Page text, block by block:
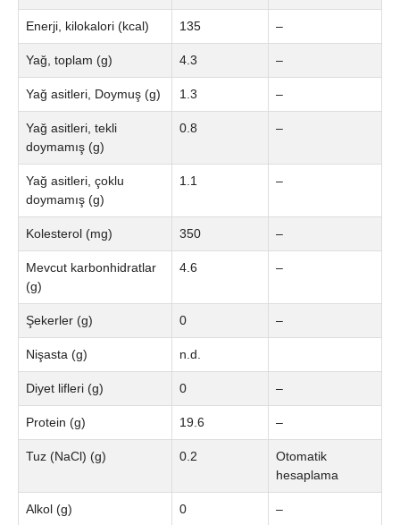
Enerji, kilokalori (kcal) 135 –
Yağ, toplam (g) 4.3 –
Yağ asitleri, Doymuş (g) 1.3 –
Yağ asitleri, tekli
doymamış (g)
0.8 –
Yağ asitleri, çoklu
doymamış (g)
1.1 –
Kolesterol (mg) 350 –
Mevcut karbonhidratlar
(g)
4.6 –
Şekerler (g) 0 –
Nişasta (g) n.d.
Diyet lifleri (g) 0 –
Protein (g) 19.6 –
Tuz (NaCl) (g) 0.2
Otomatik
hesaplama
Alkol (g) 0 –